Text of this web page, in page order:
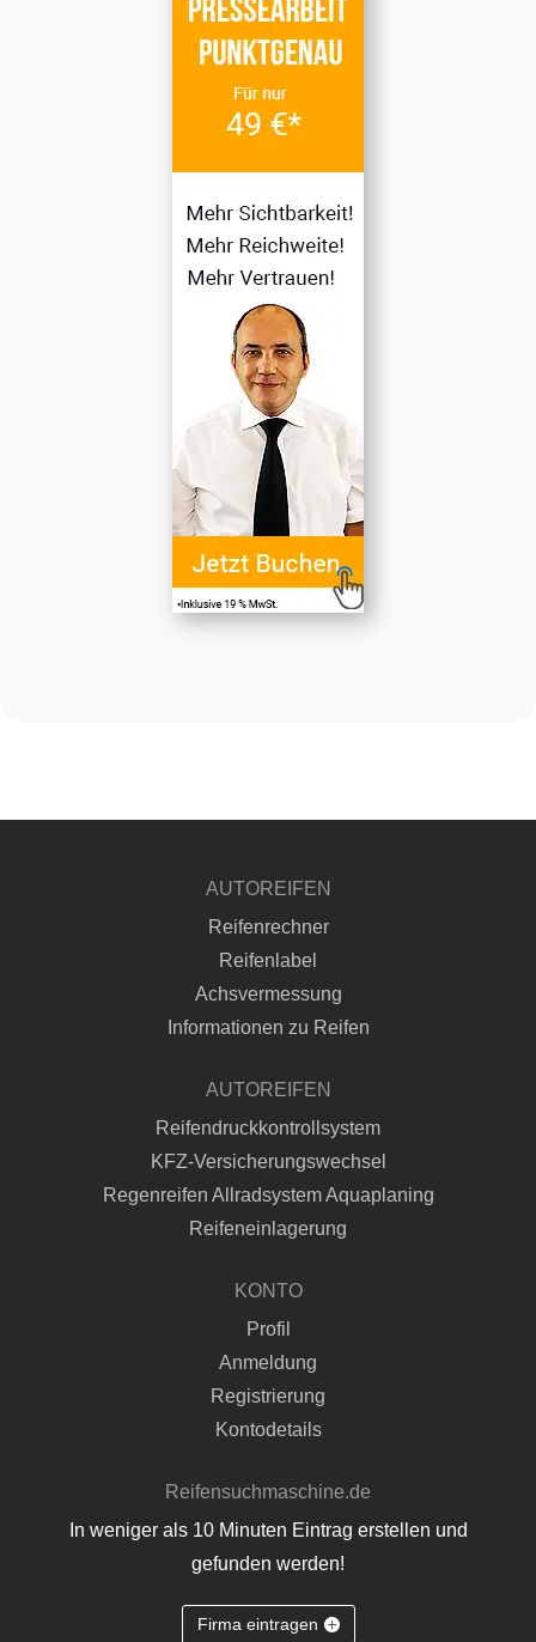
AUTOREIFEN
Reifenrechner
Reifenlabel
Achsvermessung
Informationen zu Reifen
AUTOREIFEN
Reifendruckkontrollsystem
KFZ-Versicherungswechsel
Regenreifen Allradsystem Aquaplaning
Reifeneinlagerung
KONTO
Profil
Anmeldung
Registrierung
Kontodetails
Reifensuchmaschine.de
In weniger als 10 Minuten Eintrag erstellen und
gefunden werden!
Firma eintragen